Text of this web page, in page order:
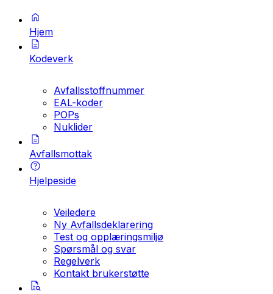
Hjem
Kodeverk
Avfallsstoffnummer
EAL-koder
POPs
Nuklider
Avfallsmottak
Hjelpeside
Veiledere
Ny Avfallsdeklarering
Test og opplæringsmiljø
Spørsmål og svar
Regelverk
Kontakt brukerstøtte